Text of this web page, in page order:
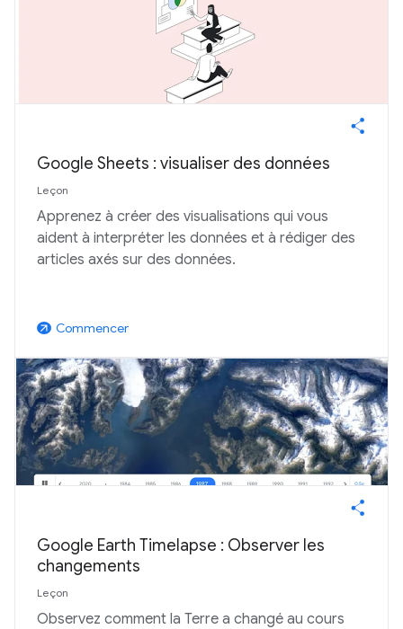
Google Sheets : visualiser des données
Leçon
Apprenez à créer des visualisations qui vous
aident à interpréter les données et à rédiger des
articles axés sur des données.
arrow_outward Commencer
Google Earth Timelapse : Observer les
changements
Leçon
Observez comment la Terre a changé au cours